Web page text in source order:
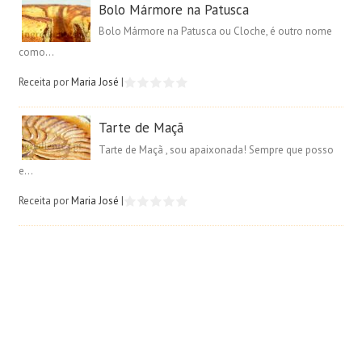
Bolo Mármore na Patusca
Bolo Mármore na Patusca ou Cloche, é outro nome
como...
Receita porMaria José |
Tarte de Maçã
Tarte de Maçã , sou apaixonada! Sempre que posso
e...
Receita porMaria José |